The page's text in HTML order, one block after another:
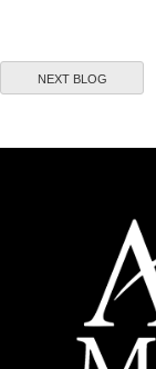
NEXT BLOG